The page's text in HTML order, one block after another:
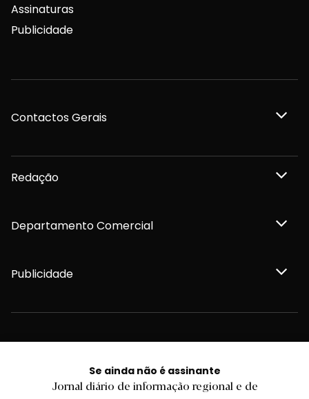
Se ainda não é assinante
Jornal diário de informação regional e de
Assinaturas
Publicidade
Contactos Gerais
Redação
Departamento Comercial
Publicidade
Privacidade e Cookies
Declaração de compromisso FSC®
Editar Cookies